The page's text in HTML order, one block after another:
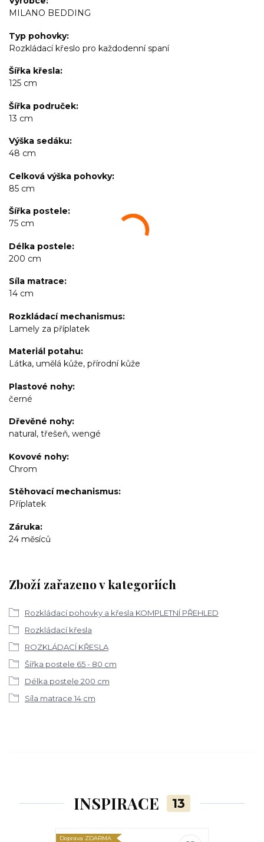
MILANO BEDDING
Typ pohovky
Rozkládací křeslo pro každodenní spaní
Šířka křesla
125 cm
Šířka područek
13 cm
Výška sedáku
48 cm
Celková výška pohovky
85 cm
Šířka postele
75 cm
Délka postele
200 cm
Síla matrace
14 cm
Rozkládací mechanismus
Lamely za příplatek
Materiál potahu
Látka, umělá kůže, přírodní kůže
Plastové nohy
černé
Dřevěné nohy
natural, třešeň, wengé
Kovové nohy
Chrom
Stěhovací mechanismus
Příplatek
Záruka
24 měsíců
Zboží zařazeno v kategoriích
Rozkládací pohovky a křesla KOMPLETNÍ PŘEHLED
Rozkládací křesla
ROZKLÁDACÍ KŘESLA
Šířka postele 65 - 80 cm
Délka postele 200 cm
Síla matrace 14 cm
INSPIRACE 13
Doprava ZDARMA